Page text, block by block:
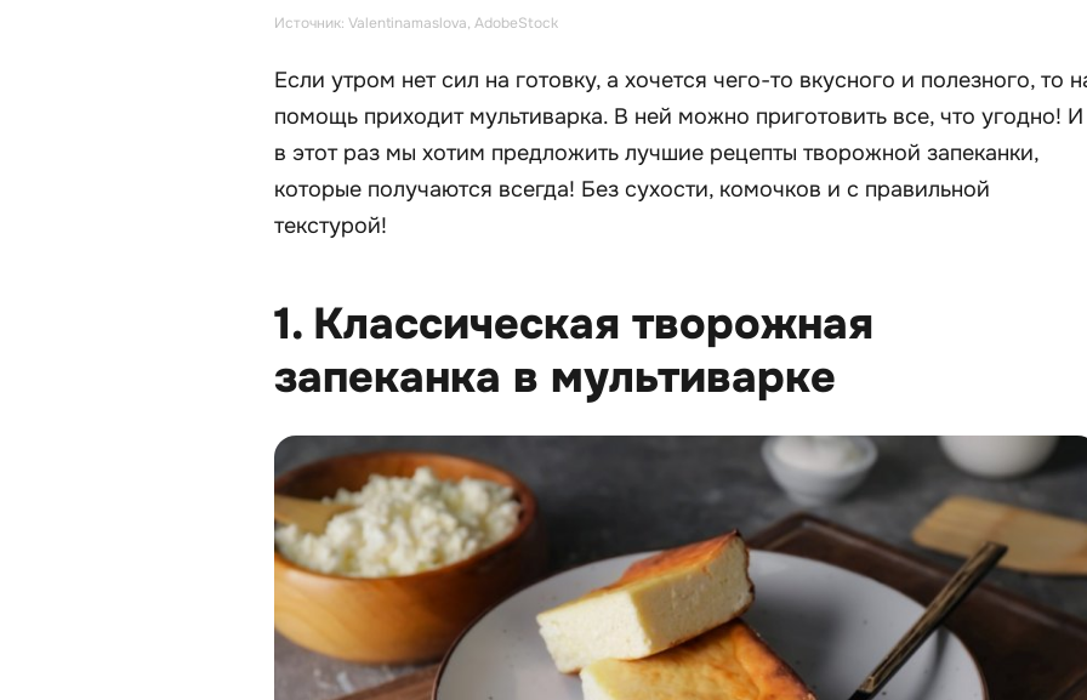
Источник: Valentinamaslova, AdobeStock
Если утром нет сил на готовку, а хочется чего-то вкусного и полезного, то
помощь приходит мультиварка. В ней можно приготовить все, что угодно! И
в этот раз мы хотим предложить лучшие рецепты творожной запеканки,
которые получаются всегда! Без сухости, комочков и с правильной
текстурой!
1. Классическая творожная
запеканка в мультиварке